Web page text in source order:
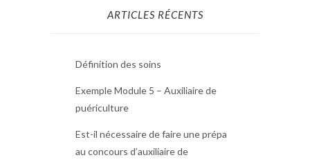
ARTICLES RÉCENTS
Définition des soins
Exemple Module 5 – Auxiliaire de
puériculture
Est-il nécessaire de faire une prépa
au concours d’auxiliaire de